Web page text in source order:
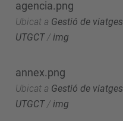
agencia.png
Ubicat a Gestió de viatges
UTGCT /img
annex.png
Ubicat a Gestió de viatges
UTGCT /img